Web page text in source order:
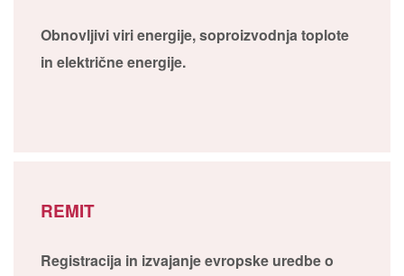
Obnovljivi viri energije, soproizvodnja toplote
in električne energije.
REMIT
Registracija in izvajanje evropske uredbe o